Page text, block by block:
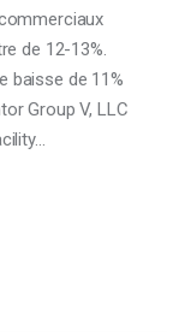
de 12-13%.
baisse de 11%
Group V, LLC